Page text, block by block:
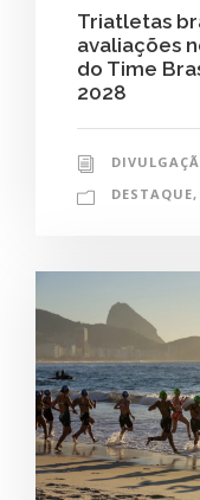
Triatletas
avaliações
do Time
2028
DESTAQUE,